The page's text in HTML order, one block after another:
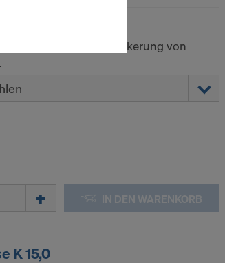
zur einseitigen Verankerung von
IN DEN WARENKORB
K 15,0
ausgewählten
auch Anbieter
auch
Daten dem
Rechtsbehelfe
ablehnen,
anpassen, indem
die
auf Cookie